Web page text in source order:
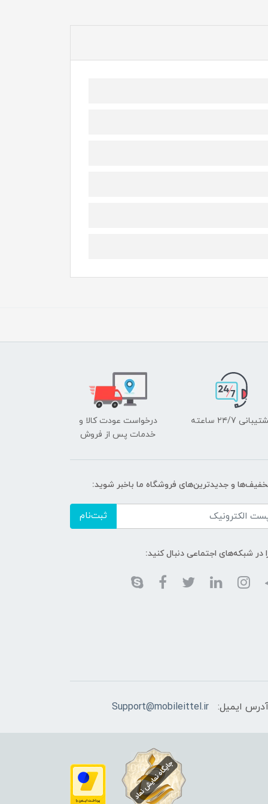
۲۴/7 ساعته
درخواست عودت کالا و
خدمات پس از فروش
و جدیدترین‌های فروشگاه ما باخبر شوید:
ثبت‌نام
در شبکه‌های اجتماعی دنبال کنید:
ایمیل: Support@mobileittel.ir